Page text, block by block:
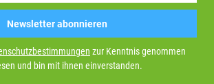
Newsletter abonnieren
zur Kenntnis genommen
und bin mit ihnen einverstanden.